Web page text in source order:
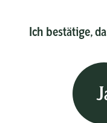
Ich bestätige,